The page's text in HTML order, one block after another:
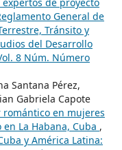
General de
Tránsito y
del Desarrollo
8 Núm. Número
Santana Pérez,
Gabriela Capote
en mujeres
La Habana, Cuba ,
y América Latina: